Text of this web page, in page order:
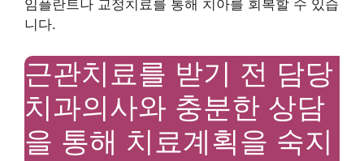
임플란트나 교정치료를 통해 치아를 회복할 수 있습
니다.
근관치료를 받기 전 담당
치과의사와 충분한 상담
을 통해 치료계획을 숙지